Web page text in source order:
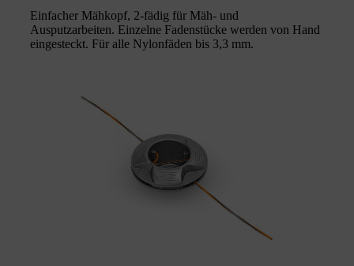
Einfacher Mähkopf, 2-fädig für Mäh- und
Ausputzarbeiten. Einzelne Fadenstücke werden von Hand
eingesteckt. Für alle Nylonfäden bis 3,3 mm.